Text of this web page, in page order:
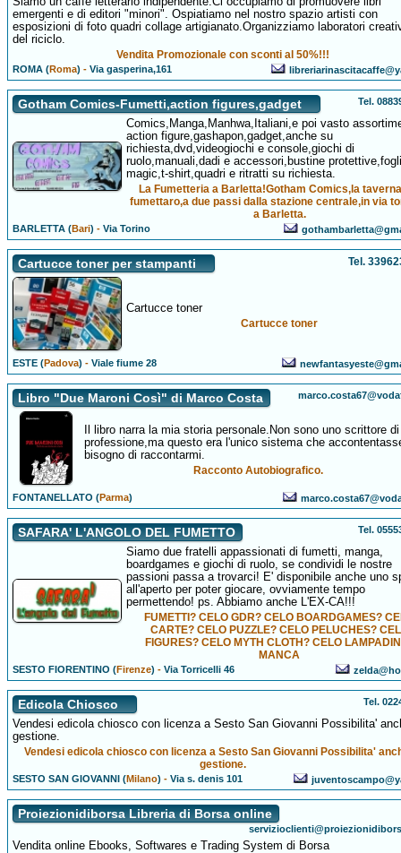
emergenti e di editori "minori". Ospiatiamo nel nostro spazio artisti con
esposizioni di foto quadri collage artigianato.Organizziamo laboratori
del riciclo.
Vendita Promozionale con sconti al 50%!!!
ROMA (Roma) -Via gasperina,161
Gotham Comics-Fumetti,action figures,gadget Tel.
Comics,Manga,Manhwa,Italiani,e poi vasto
action figure,gashapon,gadget,anche su
richiesta,dvd,videogiochi e console,giochi di
ruolo,manuali,dadi e accessori,bustine
magic,t-shirt,quadri e ritratti su richiesta.
La Fumetteria a Barletta!Gotham Comics,la
fumettaro,a due passi dalla stazione centrale,in via
a Barletta.
BARLETTA (Bari) -Via Torino
Cartucce toner per stampanti Tel.
Cartucce toner
Cartucce toner
ESTE (Padova) -Viale fiume 28
Libro "Due Maroni Così" di Marco Costa
Il libro narra la mia storia personale.Non sono uno scrittore di
professione,ma questo era l'unico sistema che
bisogno di raccontarmi.
Racconto Autobiografico.
FONTANELLATO (Parma)
SAFARA' L'ANGOLO DEL FUMETTO Tel.
Siamo due fratelli appassionati di fumetti, manga,
boardgames e giochi di ruolo, se condividi le nostre
passioni passa a trovarci! E' disponibile anche uno
all'aperto per poter giocare, ovviamente tempo
permettendo! ps. Abbiamo anche L'EX-CA!!!
FUMETTI? CELO GDR? CELO BOARDGAMES?
CARTE? CELO PUZZLE? CELO PELUCHES?
FIGURES? CELO MYTH CLOTH? CELO
MANCA
SESTO FIORENTINO (Firenze) -Via Torricelli 46
Edicola Chiosco Tel.
Vendesi edicola chiosco con licenza a Sesto San Giovanni Possibilita'
gestione.
Vendesi edicola chiosco con licenza a Sesto San Giovanni Possibilita'
gestione.
SESTO SAN GIOVANNI (Milano) -Via s. denis 101
Proiezionidiborsa Libreria di Borsa online
Vendita online Ebooks, Softwares e Trading System di Borsa